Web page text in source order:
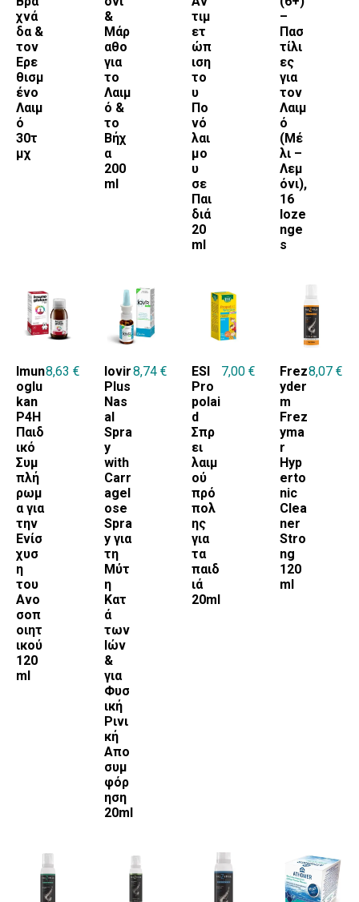
χνά
δα &
τον
Ερε
θισμ
ένο
Λαιμ
ό
30τ
μχ
&
Μάρ
αθο
για
το
Λαιμ
ό &
το
Βήχ
α
200
ml
τιμ
ετ
ώπ
ιση
το
υ
Πο
νό
λαι
μο
υ
σε
Παι
διά
20
ml
–
Πασ
τίλι
ες
για
τον
Λαιμ
ό
(Μέ
λι –
Λεμ
όνι),
16
loze
nge
s
Imun
oglu
kan
P4H
Παιδ
ικό
Συμ
πλή
ρωμ
α για
την
Ενίσ
χυσ
η
του
Ανο
σοπ
οιητ
ικού
120
ml
8,63 €
Iovir
Plus
Nas
al
Spra
y
with
Carr
agel
ose
Spra
y για
τη
Μύτ
η
Κατ
ά
των
Ιών
&
για
Φυσ
ική
Ρινι
κή
Απο
συμ
φόρ
ηση
20ml
8,74 €
ESI
Pro
polai
d
Σπρ
ει
λαιμ
ού
πρό
πολ
ης
για
τα
παιδ
ιά
20ml
7,00 €
Frez
yder
m
Frez
yma
r
Hyp
erto
nic
Clea
ner
Stro
ng
120
ml
8,07 €